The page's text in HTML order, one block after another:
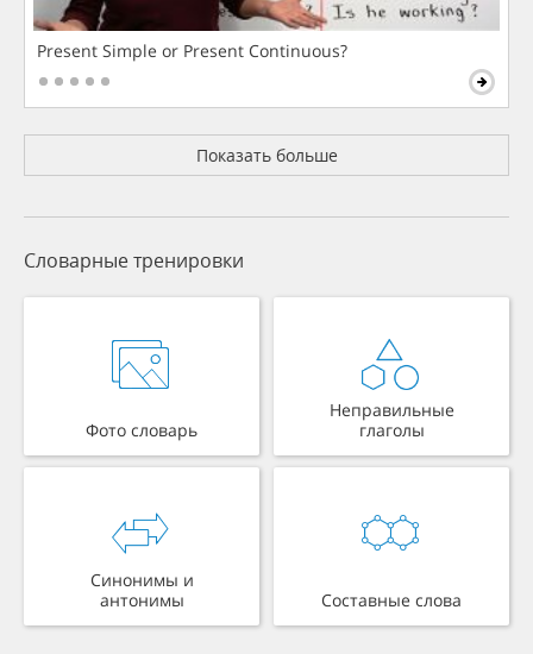
Present Simple or Present Continuous?
Показать больше
Словарные тренировки
Фото словарь
Неправильные
глаголы
Синонимы и
антонимы
Составные слова